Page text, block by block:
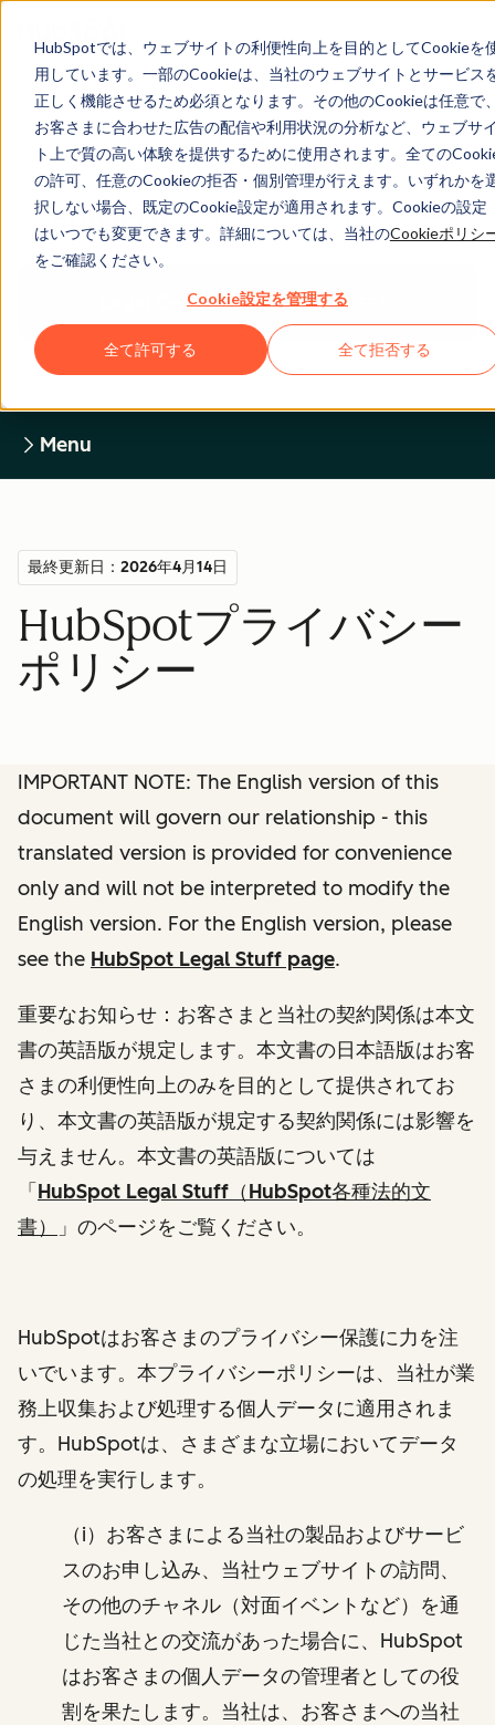
HubSpotでは、ウェブサイトの利便性向上を目的としてCookieを
用しています。一部のCookieは、当社のウェブサイトとサービス
正しく機能させるため必須となります。その他のCookieは任意で
お客さまに合わせた広告の配信や利用状況の分析など、ウェブサ
ト上で質の高い体験を提供するために使用されます。全ての
の許可、任意のCookieの拒否・個別管理が行えます。いずれかを
択しない場合、既定のCookie設定が適用されます。Cookieの設定
はいつでも変更できます。詳細については、当社のCookieポリシ
をご確認ください。
Cookie設定を管理する
全て許可する 全て拒否する
Legal Center
HUBSPOTプライバシーポリシー
Legal Centerホームページに戻る
Menu
最終更新日：2026年4月14日
HubSpotプライバシー
ポリシー
IMPORTANT NOTE: The English version of this
document will govern our relationship - this
translated version is provided for convenience
only and will not be interpreted to modify the
English version. For the English version, please
see the HubSpot Legal Stuff page.
重要なお知らせ：お客さまと当社の契約関係は本文
書の英語版が規定します。本文書の日本語版はお客
さまの利便性向上のみを目的として提供されてお
り、本文書の英語版が規定する契約関係には影響を
与えません。本文書の英語版については
「 HubSpot Legal Stuff（HubSpot各種法的文
書）
」 のページをご覧ください。
HubSpotはお客さまのプライバシー保護に力を注
いでいます。本プライバシーポリシーは、当社が業
務上収集および処理する個人データに適用されま
す。HubSpotは、さまざまな立場においてデータ
の処理を実行します。
（i）お客さまによる当社の製品およびサービ
スのお申し込み、当社ウェブサイトの訪問、
その他のチャネル（対面イベントなど）を通
じた当社との交流があった場合に、HubSpot
はお客さまの個人データの管理者としての役
割を果たします。当社は、お客さまへの当社